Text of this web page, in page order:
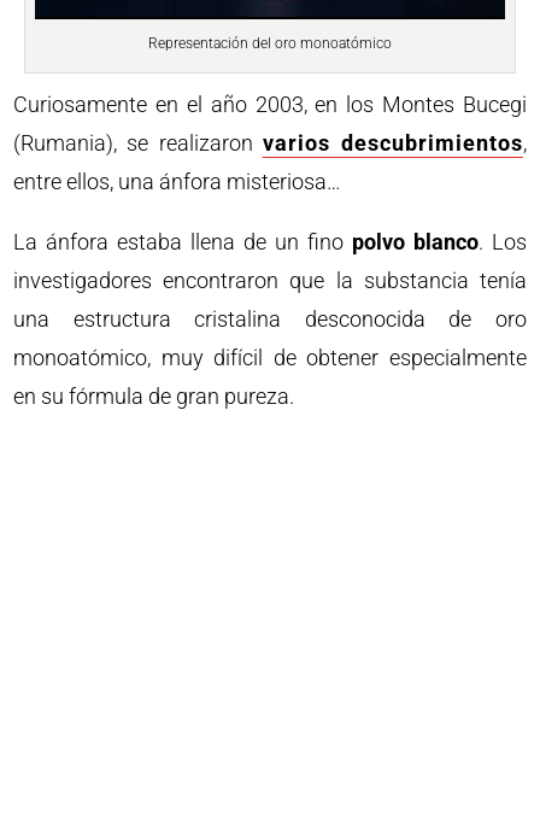
Representación del oro monoatómico
Curiosamente en el año 2003, en los Montes Bucegi
(Rumania), se realizaron varios descubrimientos,
entre ellos, una ánfora misteriosa…
La ánfora estaba llena de un fino polvo blanco. Los
investigadores encontraron que la substancia tenía
una estructura cristalina desconocida de oro
monoatómico, muy difícil de obtener especialmente
en su fórmula de gran pureza.